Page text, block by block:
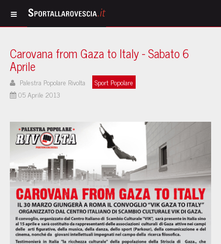
Carovana from Gaza to Italy - Sabato 6
Aprile
Palestra Popolare Rivolta
Sport Popolare
05 Aprile 2013